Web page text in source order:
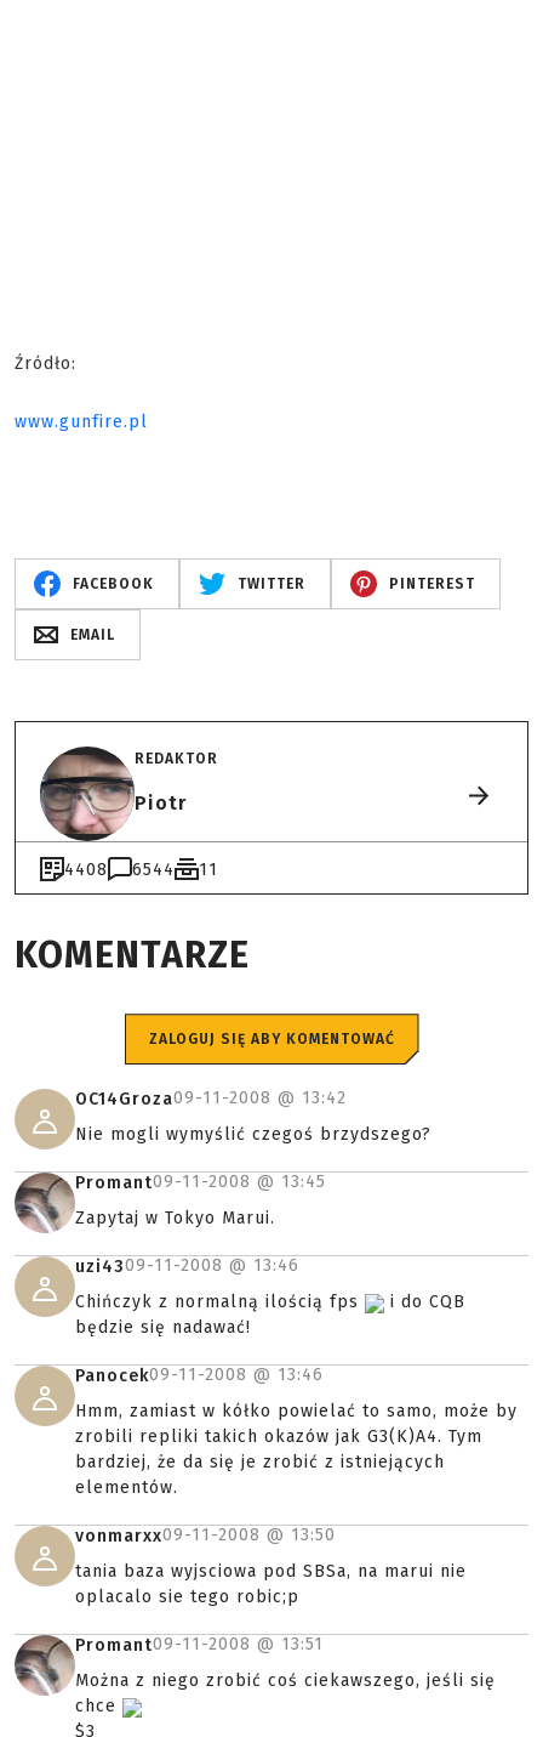
Źródło:
www.gunfire.pl
FACEBOOK TWITTER PINTEREST
EMAIL
REDAKTOR
Piotr
4408 6544 11
KOMENTARZE
ZALOGUJ SIĘ ABY KOMENTOWAĆ
OC14Groza09-11-2008 @ 13:42
Nie mogli wymyślić czegoś brzydszego?
Promant09-11-2008 @ 13:45
Zapytaj w Tokyo Marui.
uzi4309-11-2008 @ 13:46
Chińczyk z normalną ilością fps
i do CQB
będzie się nadawać!
Panocek09-11-2008 @ 13:46
Hmm, zamiast w kółko powielać to samo, może by
zrobili repliki takich okazów jak G3(K)A4. Tym
bardziej, że da się je zrobić z istniejących
elementów.
vonmarxx09-11-2008 @ 13:50
tania baza wyjsciowa pod SBSa, na marui nie
oplacalo sie tego robic;p
Promant09-11-2008 @ 13:51
Można z niego zrobić coś ciekawszego, jeśli się
chce
$3